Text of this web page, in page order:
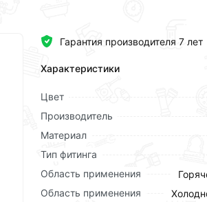
Гарантия производителя 7 лет
Характеристики
Цвет
Производитель
Материал
Тип фитинга
Область применения
Область применения